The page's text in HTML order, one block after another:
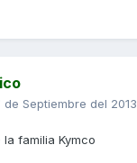
de Septiembre del 2013
familia Kymco